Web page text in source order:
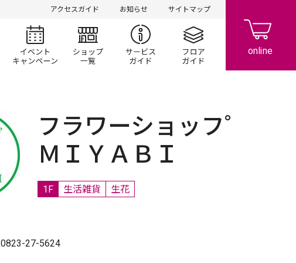
アクセスガイド お知らせ サイトマップ
チラシ情報 イベント/キャンペーン
ショップ一覧 サービスガイドフロアガイド
フラワーショッフ゜
ＭＩＹＡＢＩ
1F 生活雑貨 生花
0823-27-5624